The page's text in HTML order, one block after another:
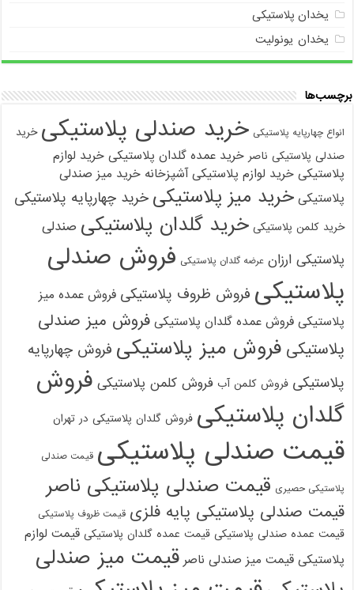
یخدان پلاستیکی
یخدان یونولیت
برچسب‌ها
انواع چهارپایه پلاستیکی خرید صندلی پلاستیکی خرید
صندلی پلاستیکی ناصر خرید عمده گلدان پلاستیکی خرید لوازم
پلاستیکی خرید لوازم پلاستیکی آشپزخانه خرید میز صندلی
پلاستیکی خرید میز پلاستیکی خرید چهارپایه پلاستیکی
خرید کلمن پلاستیکی خرید گلدان پلاستیکی صندلی
پلاستیکی ارزان عرضه گلدان پلاستیکی فروش صندلی
پلاستیکی فروش ظروف پلاستیکی فروش عمده میز
پلاستیکی فروش عمده گلدان پلاستیکی فروش میز صندلی
پلاستیکی فروش میز پلاستیکی فروش چهارپایه
پلاستیکی فروش کلمن آب فروش کلمن پلاستیکی فروش
گلدان پلاستیکی فروش گلدان پلاستیکی در تهران
قیمت صندلی پلاستیکی قیمت صندلی
پلاستیکی حصیری قیمت صندلی پلاستیکی ناصر
قیمت صندلی پلاستیکی پایه فلزی قیمت ظروف پلاستیکی
قیمت عمده صندلی پلاستیکی قیمت عمده گلدان پلاستیکی قیمت لوازم
پلاستیکی قیمت میز صندلی ناصر قیمت میز صندلی